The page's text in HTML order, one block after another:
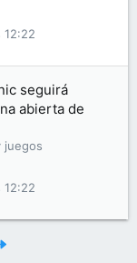
12:22
seguirá
abierta de
juegos
12:22